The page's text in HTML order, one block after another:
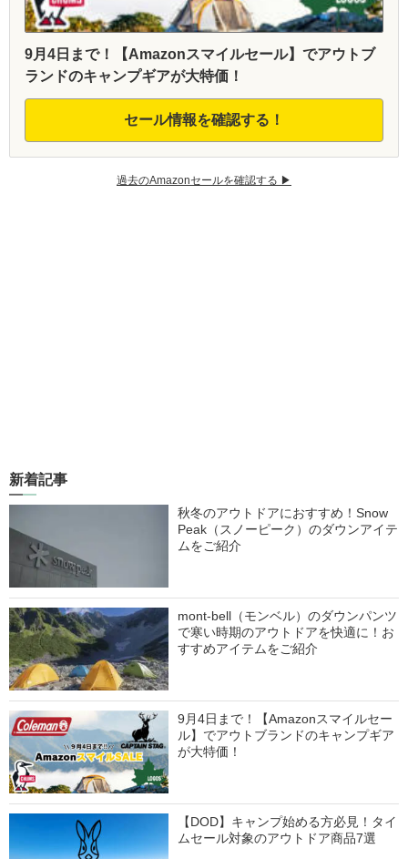
9月4日まで！【Amazonスマイルセール】でアウトブ
ランドのキャンプギアが大特価！
セール情報を確認する！
過去のAmazonセールを確認する ▶︎
新着記事
秋冬のアウトドアにおすすめ！Snow
Peak（スノーピーク）のダウンアイテ
ムをご紹介
mont-bell（モンベル）のダウンパンツ
で寒い時期のアウトドアを快適に！お
すすめアイテムをご紹介
9月4日まで！【Amazonスマイルセー
ル】でアウトブランドのキャンプギア
が大特価！
【DOD】キャンプ始める方必見！タイ
ムセール対象のアウトドア商品7選